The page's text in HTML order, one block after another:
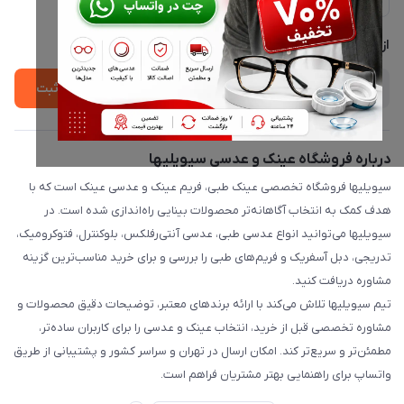
لیست محصولات
درباره ما
پشتیبانی واتساپ 09397003162
از جدید‌ترین تخفیف‌ها با‌ خبر شوید
ثبت
درباره فروشگاه عینک و عدسی سیویلیها
سیویلیها فروشگاه تخصصی عینک طبی، فریم عینک و عدسی عینک است که با
هدف کمک به انتخاب آگاهانه‌تر محصولات بینایی راه‌اندازی شده است. در
سیویلیها می‌توانید انواع عدسی طبی، عدسی آنتی‌رفلکس، بلوکنترل، فتوکرومیک،
تدریجی، دبل آسفریک و فریم‌های طبی را بررسی و برای خرید مناسب‌ترین گزینه
مشاوره دریافت کنید.
تیم سیویلیها تلاش می‌کند با ارائه برندهای معتبر، توضیحات دقیق محصولات و
مشاوره تخصصی قبل از خرید، انتخاب عینک و عدسی را برای کاربران ساده‌تر،
مطمئن‌تر و سریع‌تر کند. امکان ارسال در تهران و سراسر کشور و پشتیبانی از طریق
واتساپ برای راهنمایی بهتر مشتریان فراهم است.